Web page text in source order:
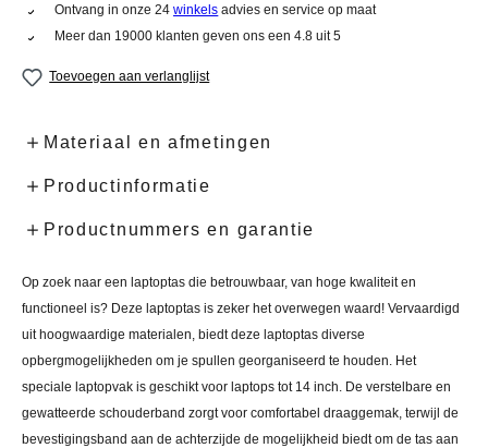
Ontvang in onze 24winkels advies en service op maat
Meer dan 19000 klanten geven ons een 4.8 uit 5
Toevoegen aan verlanglijst
Materiaal en afmetingen
Productinformatie
Productnummers en garantie
Op zoek naar een laptoptas die betrouwbaar, van hoge kwaliteit en
functioneel is? Deze laptoptas is zeker het overwegen waard! Vervaardigd
uit hoogwaardige materialen, biedt deze laptoptas diverse
opbergmogelijkheden om je spullen georganiseerd te houden. Het
speciale laptopvak is geschikt voor laptops tot 14 inch. De verstelbare en
gewatteerde schouderband zorgt voor comfortabel draaggemak, terwijl de
bevestigingsband aan de achterzijde de mogelijkheid biedt om de tas aan